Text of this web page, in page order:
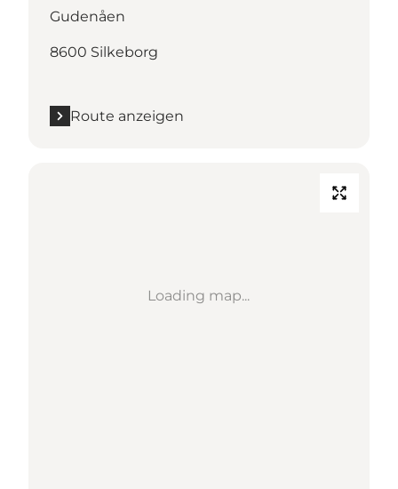
Gudenåen
8600 Silkeborg
Route anzeigen
Loading map...